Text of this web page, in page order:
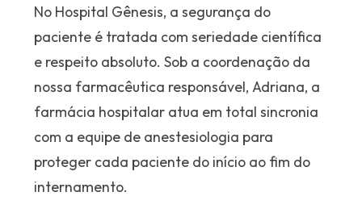
No Hospital Gênesis, a segurança do
paciente é tratada com seriedade científica
e respeito absoluto. Sob a coordenação da
nossa farmacêutica responsável, Adriana, a
farmácia hospitalar atua em total sincronia
com a equipe de anestesiologia para
proteger cada paciente do início ao fim do
internamento.